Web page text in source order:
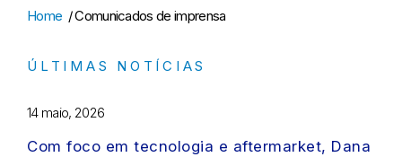
Home /Comunicados de imprensa
ÚLTIMAS NOTÍCIAS
14 maio, 2026
Com foco em tecnologia e aftermarket, Dana